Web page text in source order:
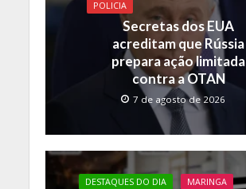
POLICIA
Secretas dos EUA
acreditam que Rússia
prepara ação limitada
contra a OTAN
7 de agosto de 2026
DESTAQUES DO DIA
MARINGA